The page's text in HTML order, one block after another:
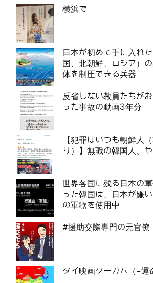
横浜で
日本が初めて手に入れ
国、北朝鮮、ロシア）
体を制圧できる兵器
反省しない教員たちが
った事故の動画3年分
【犯罪はいつも朝鮮人
り）】無職の韓国人、
世界各国に残る日本の
った韓国は、日本が嫌
の軍歌を使用中
#援助交際専門の元官僚
タイ映画クーガム（=運